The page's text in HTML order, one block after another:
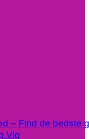
– Find de bedste
Vig